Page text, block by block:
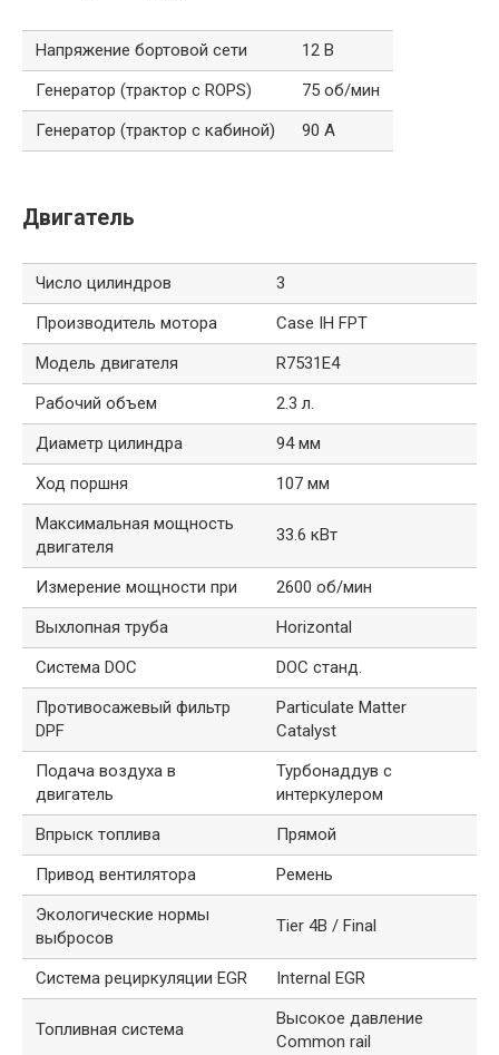
Напряжение бортовой сети
12 В
Генератор (трактор с ROPS)
75 об/мин
Генератор (трактор с кабиной)
90 А
Двигатель
Число цилиндров
3
Производитель мотора
Case IH FPT
Модель двигателя
R7531E4
Рабочий объем
2.3 л.
Диаметр цилиндра
94 мм
Ход поршня
107 мм
Максимальная мощность
двигателя
33.6 кВт
Измерение мощности при
2600 об/мин
Выхлопная труба
Horizontal
Система DOC
DOC станд.
Противосажевый фильтр
DPF
Particulate Matter
Catalyst
Подача воздуха в
двигатель
Турбонаддув с
интеркулером
Впрыск топлива
Прямой
Привод вентилятора
Ремень
Экологические нормы
выбросов
Tier 4B / Final
Система рециркуляции EGR Internal EGR
Топливная система
Высокое давление
Common rail